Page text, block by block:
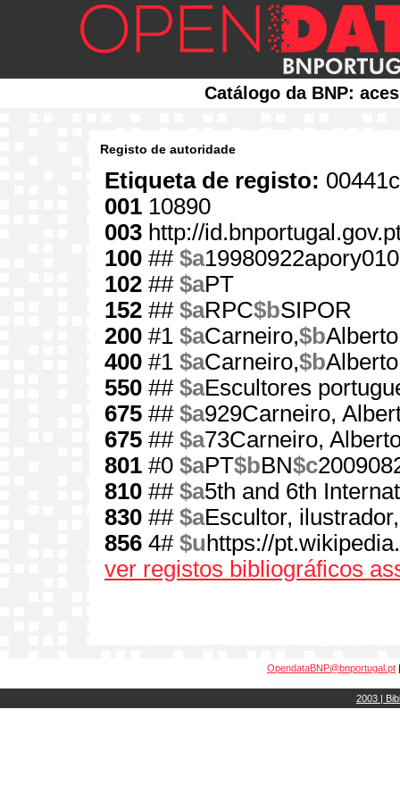
Catálogo da BNP:
Registo de autoridade
Etiqueta de registo:
001 10890
003 http://
100 ## $a
102 ## $aPT
152 ## $aRPC$bSIPOR
200 #1 $aCarneiro,$b
400 #1 $aCarneiro,$b
550 ## $aEscultores
675 ## $a929Carneiro,
675 ## $a73Carneiro,
801 #0 $aPT$bBN$c
810 ## $a5th and 6th
830 ## $aEscultor,
856 4# $u https://
ver registos bibliográficos
OpendataBNP@bnportugal.pt
2003 |